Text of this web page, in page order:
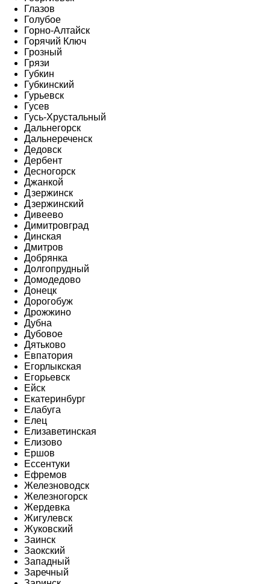
Глазов
Голубое
Горно-Алтайск
Горячий Ключ
Грозный
Грязи
Губкин
Губкинский
Гурьевск
Гусев
Гусь-Хрустальный
Дальнегорск
Дальнереченск
Дедовск
Дербент
Десногорск
Джанкой
Дзержинск
Дзержинский
Дивеево
Димитровград
Динская
Дмитров
Добрянка
Долгопрудный
Домодедово
Донецк
Дорогобуж
Дрожжино
Дубна
Дубовое
Дятьково
Евпатория
Егорлыкская
Егорьевск
Ейск
Екатеринбург
Елабуга
Елец
Елизаветинская
Елизово
Ершов
Ессентуки
Ефремов
Железноводск
Железногорск
Жердевка
Жигулевск
Жуковский
Заинск
Заокский
Западный
Заречный